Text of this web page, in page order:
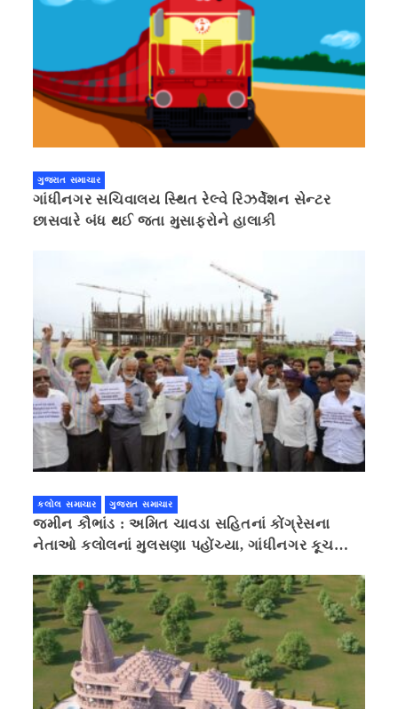
ગુજરાત સમાચાર
ગાંધીનગર સચિવાલય સ્થિત રેલ્વે રિઝર્વેશન સેન્ટર
છાસવારે બંધ થઈ જતા મુસાફરોને હાલાકી
કલોલ સમાચાર ગુજરાત સમાચાર
જમીન કૌભાંડ : અમિત ચાવડા સહિતનાં કોંગ્રેસના
નેતાઓ કલોલનાં મુલસણા પહોંચ્યા, ગાંધીનગર કૂચ